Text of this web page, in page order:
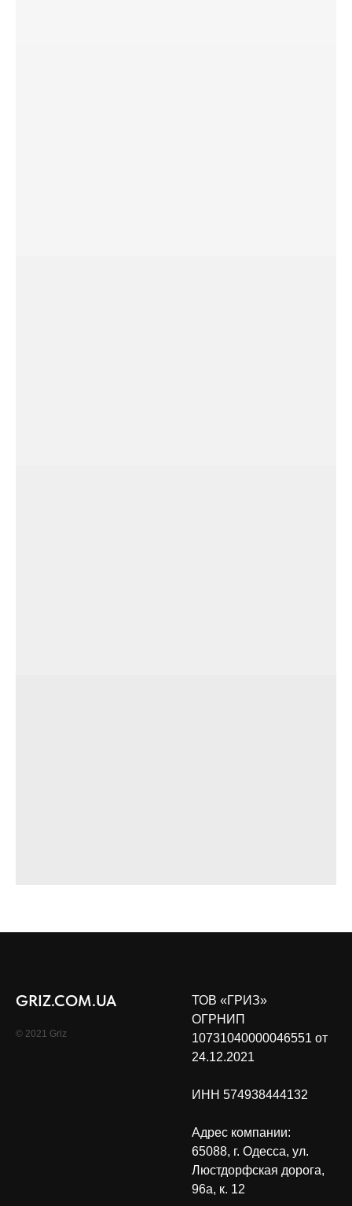
GRIZ.COM.UA
© 2021 Griz
ТОВ «ГРИЗ»
ОГРНИП
10731040000046551 от
24.12.2021
ИНН 574938444132
Адрес компании:
65088, г. Одесса, ул.
Люстдорфская дорога,
96а, к. 12